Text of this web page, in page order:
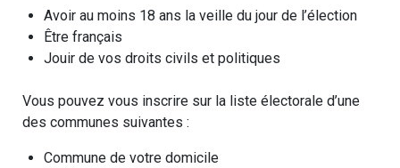
Avoir au moins 18 ans la veille du jour de l’élection
Être français
Jouir de vos droits civils et politiques
Vous pouvez vous inscrire sur la liste électorale d’une
des communes suivantes :
Commune de votre domicile